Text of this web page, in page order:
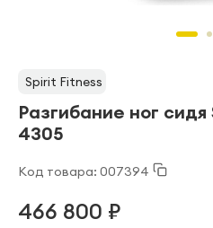
Spirit Fitness
Разгибание ног
4305
Код товара: 007394
466 800 ₽